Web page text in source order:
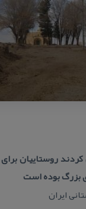
روستاییان
بزرگ بوده است
ایران